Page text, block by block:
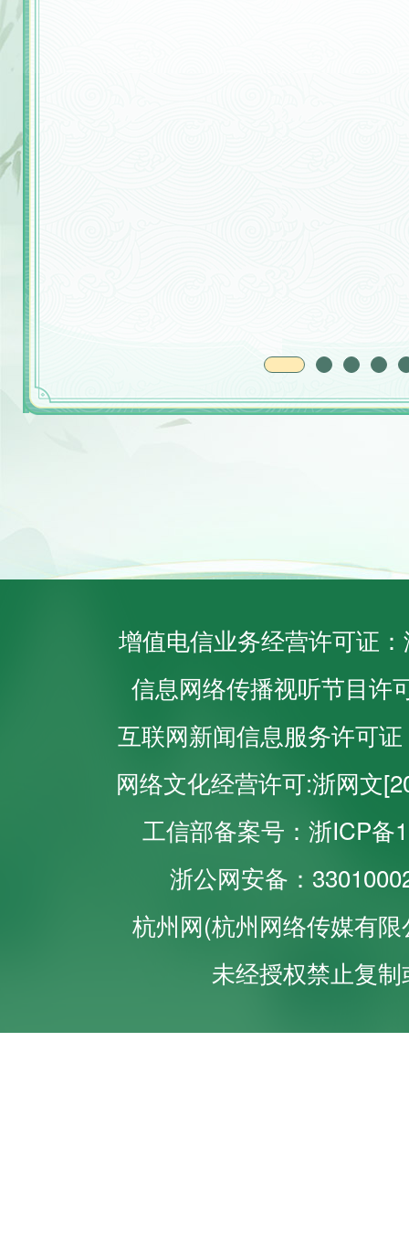
增值电信业务经营许可证
信息网络传播视听节目许
互联网新闻信息服务许可
网络文化经营许可:浙网文
工信部备案号：浙ICP备
浙公网安备：
杭州网(杭州网络传媒有
未经授权禁止复